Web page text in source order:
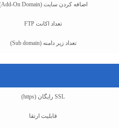
اضافه کردن سایت (Add-On Domain)
تعداد اکانت FTP
تعداد زیر دامنه (Sub domain)
SSL رایگان (https)
قابلیت ارتقا